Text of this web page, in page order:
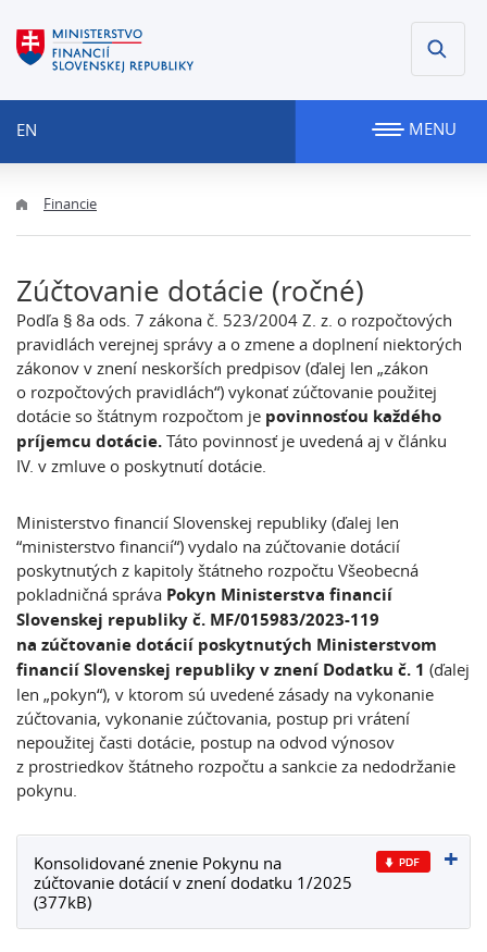
EN MENU
Financie
Zúčtovanie dotácie (ročné)
Podľa § 8a ods. 7 zákona č. 523/2004 Z. z. o rozpočtových
pravidlách verejnej správy a o zmene a doplnení niektorých
zákonov v znení neskorších predpisov (ďalej len „zákon
o rozpočtových pravidlách“) vykonať zúčtovanie použitej
dotácie so štátnym rozpočtom je povinnosťou každého
príjemcu dotácie. Táto povinnosť je uvedená aj v článku
IV. v zmluve o poskytnutí dotácie.
Ministerstvo financií Slovenskej republiky (ďalej len
“ministerstvo financií“) vydalo na zúčtovanie dotácií
poskytnutých z kapitoly štátneho rozpočtu Všeobecná
pokladničná správa Pokyn Ministerstva financií
Slovenskej republiky č. MF/015983/2023-119
na zúčtovanie dotácií poskytnutých Ministerstvom
financií Slovenskej republiky v znení Dodatku č. 1 (ďalej
len „pokyn“), v ktorom sú uvedené zásady na vykonanie
zúčtovania, vykonanie zúčtovania, postup pri vrátení
nepoužitej časti dotácie, postup na odvod výnosov
z prostriedkov štátneho rozpočtu a sankcie za nedodržanie
pokynu.
Konsolidované znenie Pokynu na
zúčtovanie dotácií v znení dodatku 1/2025
(377kB)